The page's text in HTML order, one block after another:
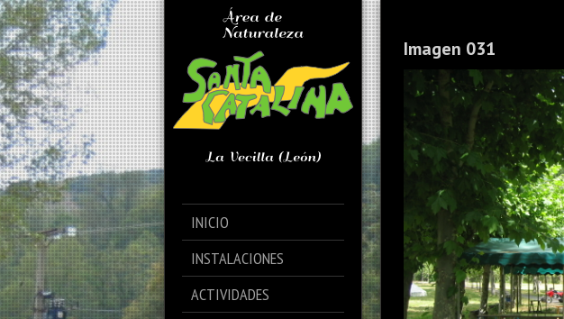
INICIO
INSTALACIONES
ACTIVIDADES
Imagen 031